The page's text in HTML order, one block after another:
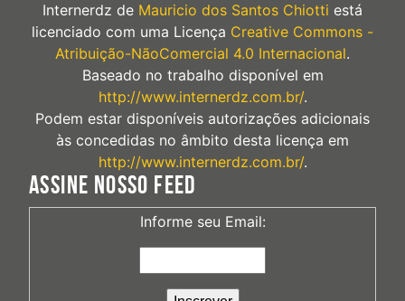
Internerdz de Mauricio dos Santos Chiotti está
licenciado com uma Licença Creative Commons -
Atribuição-NãoComercial 4.0 Internacional.
Baseado no trabalho disponível em
http://www.internerdz.com.br/.
Podem estar disponíveis autorizações adicionais
às concedidas no âmbito desta licença em
http://www.internerdz.com.br/.
ASSINE NOSSO FEED
Informe seu Email: